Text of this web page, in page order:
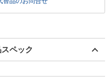
ペック